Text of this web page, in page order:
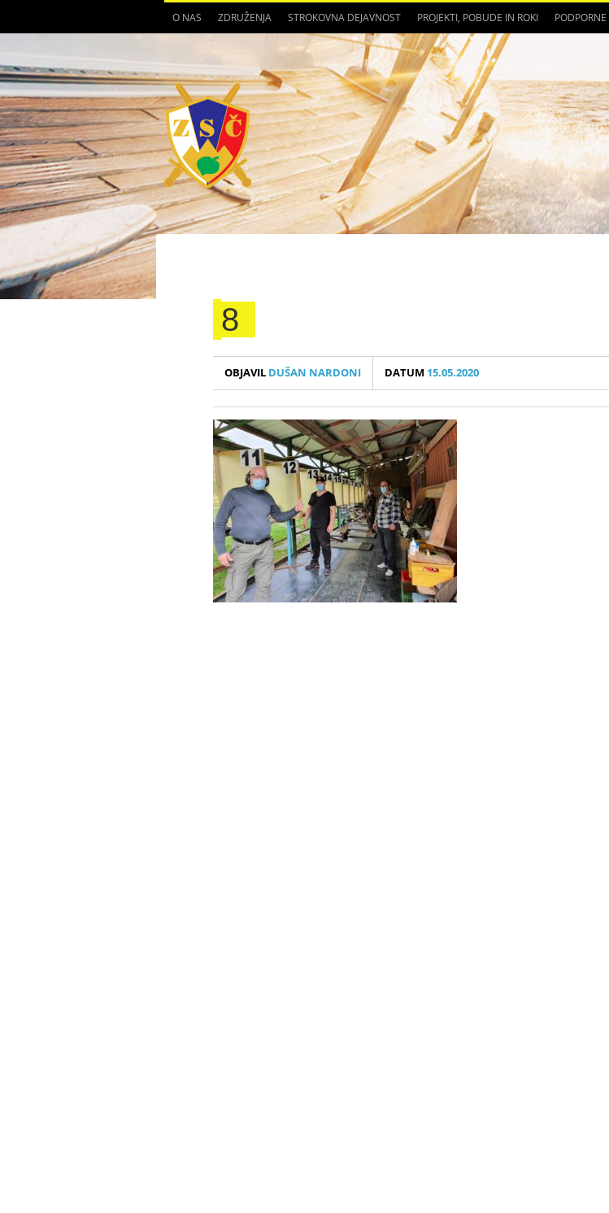
O NAS ZDRUŽENJA STROKOVNA DEJAVNOST PROJEKTI, POBUDE IN ROKI
8
OBJAVIL DUŠAN NARDONI DATUM 15.05.2020